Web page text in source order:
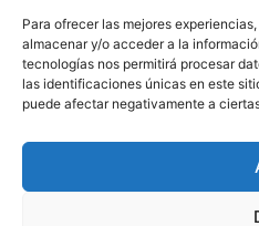
Para ofrecer las mejores
almacenar y/o acceder a la
tecnologías nos permitirá procesar
las identificaciones únicas en este
puede afectar negativamente a
deportivos